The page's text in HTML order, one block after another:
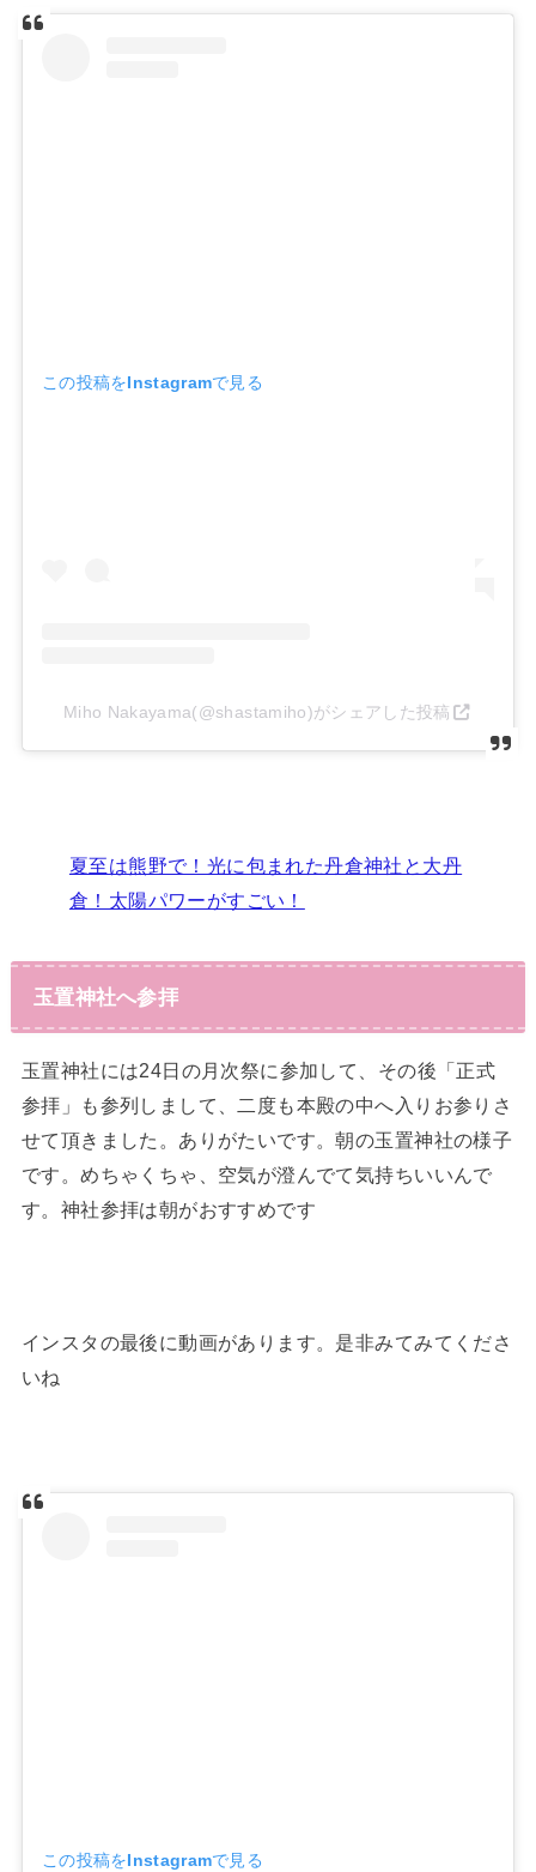
この投稿をInstagramで見る
Miho Nakayama(@shastamiho)がシェアした投稿
夏至は熊野で！光に包まれた丹倉神社と大丹
倉！太陽パワーがすごい！
玉置神社へ参拝
玉置神社には24日の月次祭に参加して、その後「正式
参拝」も参列しまして、二度も本殿の中へ入りお参りさ
せて頂きました。ありがたいです。朝の玉置神社の様子
です。めちゃくちゃ、空気が澄んでて気持ちいいんで
す。神社参拝は朝がおすすめです
インスタの最後に動画があります。是非みてみてくださ
いね
この投稿をInstagramで見る